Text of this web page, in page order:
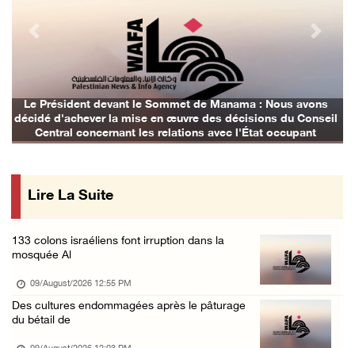
09/August/2026 07:34 AM
Des milices de colons israéliens volent un t ...
09/August/2026 07:02 AM
Des cas d’asphyxie ont été signalés dans le ...
09/August/2026 12:16 AM
Des colons attaquent une mosquée dans la bou ...
Des colons attaquent le village d'Abu Falah
Plusieurs cas d’asphyxie lors du raid des fo ...
08/August/2026 06:16 PM
Le Président devant le Sommet de Manama : Nous avons
décidé d'achever la mise en œuvre des décisions du Conseil
Central concernant les relations avec l'État occupant
Previous Next
Lire La Suite
133 colons israéliens font irruption dans la
mosquée Al
09/August/2026 12:55 PM
Des cultures endommagées après le pâturage
du bétail de